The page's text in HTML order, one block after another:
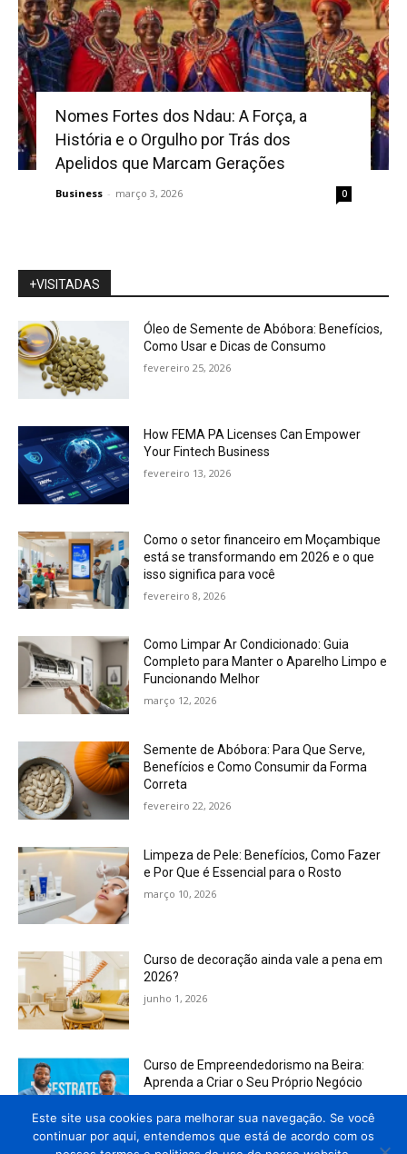
Nomes Fortes dos Ndau: A Força, a
História e o Orgulho por Trás dos
Apelidos que Marcam Gerações
Business - março 3, 2026 0
+VISITADAS
Óleo de Semente de Abóbora: Benefícios,
Como Usar e Dicas de Consumo
fevereiro 25, 2026
How FEMA PA Licenses Can Empower
Your Fintech Business
fevereiro 13, 2026
Como o setor financeiro em Moçambique
está se transformando em 2026 e o que
isso significa para você
fevereiro 8, 2026
Como Limpar Ar Condicionado: Guia
Completo para Manter o Aparelho Limpo e
Funcionando Melhor
março 12, 2026
Semente de Abóbora: Para Que Serve,
Benefícios e Como Consumir da Forma
Correta
fevereiro 22, 2026
Limpeza de Pele: Benefícios, Como Fazer
e Por Que é Essencial para o Rosto
março 10, 2026
Curso de decoração ainda vale a pena em
2026?
junho 1, 2026
Curso de Empreendedorismo na Beira:
Aprenda a Criar o Seu Próprio Negócio
Este site usa cookies para melhorar sua navegação. Se você
continuar por aqui, entendemos que está de acordo com os